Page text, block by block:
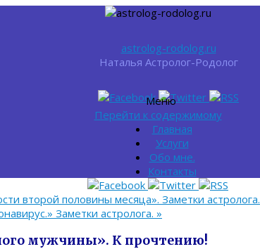
astrolog-rodolog.ru
Наталья Астролог-Родолог
Меню
Перейти к содержимому
Главная
Услуги
Обо мне.
Контакты
второй половины месяца». Заметки астролога.
Заметки астролога. »
мужчины». К прочтению!